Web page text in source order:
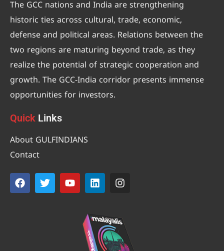
The GCC nations and India are strengthening
historic ties across cultural, trade, economic,
defense and political areas. Relations between the
two regions are maturing beyond trade, as they
realize the potential of strategic cooperation and
growth. The GCC-India corridor presents immense
opportunities for investors.
Quick Links
About GULFINDIANS
Contact